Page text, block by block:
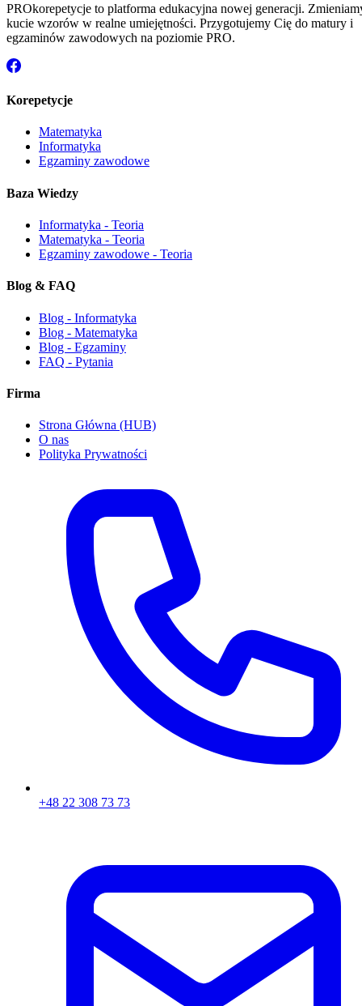
PROkorepetycje to platforma edukacyjna nowej generacji.
kucie wzorów w realne umiejętności. Przygotujemy Cię do matury i
egzaminów zawodowych na poziomie PRO.
Korepetycje
Matematyka
Informatyka
Egzaminy zawodowe
Baza Wiedzy
Informatyka - Teoria
Matematyka - Teoria
Egzaminy zawodowe - Teoria
Blog & FAQ
Blog - Informatyka
Blog - Matematyka
Blog - Egzaminy
FAQ - Pytania
Firma
Strona Główna (HUB)
O nas
Polityka Prywatności
+48 22 308 73 73